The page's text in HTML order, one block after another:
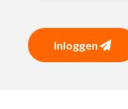
Inloggen